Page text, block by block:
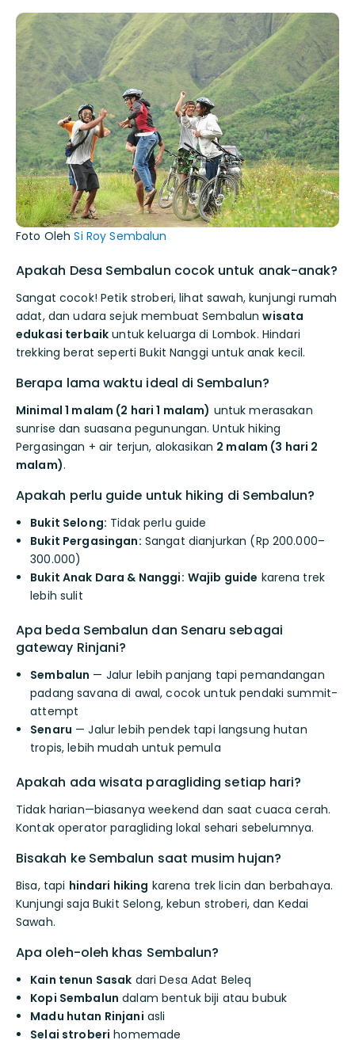
Foto OlehSi Roy Sembalun
Apakah Desa Sembalun cocok untuk anak-anak?
Sangat cocok! Petik stroberi, lihat sawah, kunjungi rumah
adat, dan udara sejuk membuat Sembalunwisata
edukasi terbaik untuk keluarga di Lombok. Hindari
trekking berat seperti Bukit Nanggi untuk anak kecil.
Berapa lama waktu ideal di Sembalun?
Minimal 1 malam (2 hari 1 malam) untuk merasakan
sunrise dan suasana pegunungan. Untuk hiking
Pergasingan + air terjun, alokasikan 2 malam (3 hari 2
malam).
Apakah perlu guide untuk hiking di Sembalun?
Bukit Selong: Tidak perlu guide
Bukit Pergasingan: Sangat dianjurkan (Rp 200.000–
300.000)
Bukit Anak Dara & Nanggi: Wajib guide karena trek
lebih sulit
Apa beda Sembalun dan Senaru sebagai
gateway Rinjani?
Sembalun — Jalur lebih panjang tapi pemandangan
padang savana di awal, cocok untuk pendaki summit-
attempt
Senaru — Jalur lebih pendek tapi langsung hutan
tropis, lebih mudah untuk pemula
Apakah ada wisata paragliding setiap hari?
Tidak harian—biasanya weekend dan saat cuaca cerah.
Kontak operator paragliding lokal sehari sebelumnya.
Bisakah ke Sembalun saat musim hujan?
Bisa, tapi hindari hiking karena trek licin dan berbahaya.
Kunjungi saja Bukit Selong, kebun stroberi, dan Kedai
Sawah.
Apa oleh-oleh khas Sembalun?
Kain tenun Sasak dari Desa Adat Beleq
Kopi Sembalun dalam bentuk biji atau bubuk
Madu hutan Rinjani asli
Selai stroberi homemade